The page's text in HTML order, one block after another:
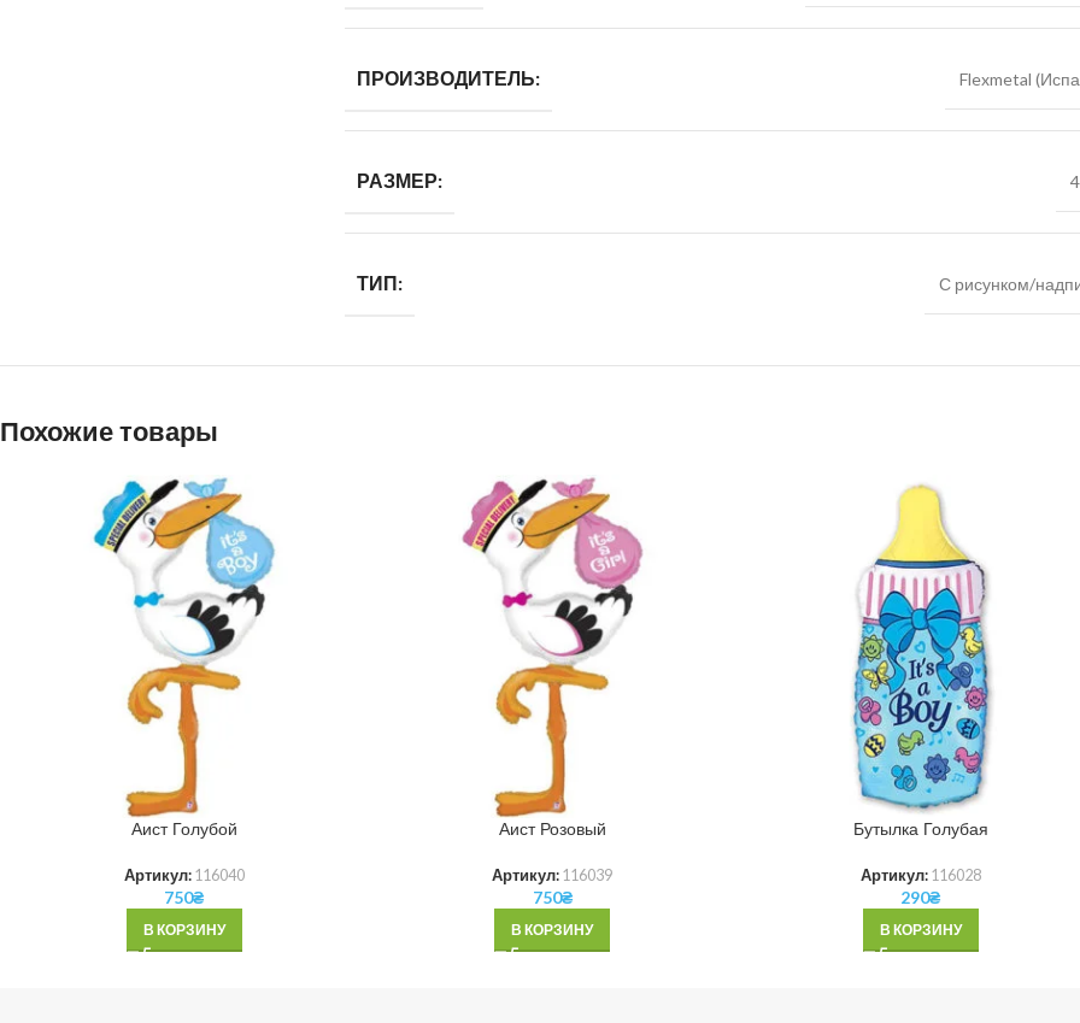
ПРОИЗВОДИТЕЛЬ: Flexmetal
РАЗМЕР:
ТИП: С рисунком/
Похожие товары
Аист Голубой
Артикул: 116040
750₴
В КОРЗИНУ
Аист Розовый
Артикул: 116039
750₴
В КОРЗИНУ
Бутылка Голубая
Артикул: 116028
290₴
В КОРЗИНУ